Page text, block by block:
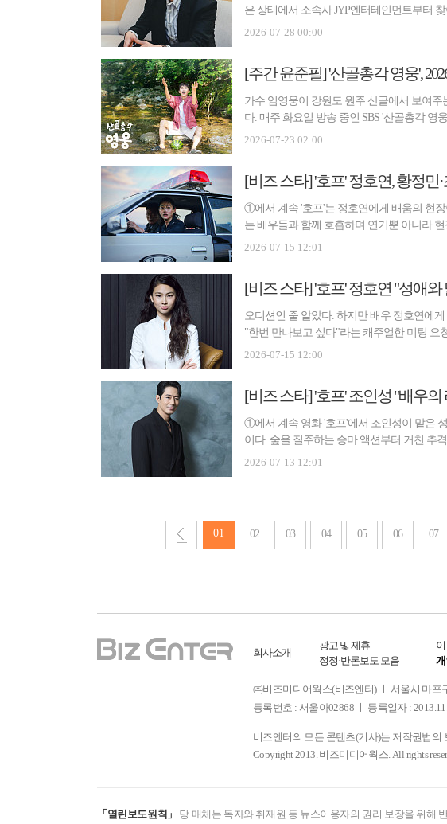
은 상태에서 소속사 JYP엔터테인먼트부터
개월 ...
2026-07-28 00:00
[주간 윤준필] '산골총각 영웅',
가수 임영웅이 강원도 원주 산골에서 보여
다. 매주 화요일 방송 중인 SBS '산골총각 영
들의 ...
2026-07-23 02:00
[비즈 스타] '호프' 정호연, 황정
①에서 계속 '호프'는 정호연에게 배움의 현
는 배우들과 함께 호흡하며 연기뿐 아니라
히 황...
2026-07-15 12:01
오디션인 줄 알았다. 하지만 배우 정호연에
"한번 만나보고 싶다"라는 캐주얼한 미팅 요
렇...
2026-07-15 12:00
[비즈 스타] '호프' 조인성 "배우
①에서 계속 영화 '호프'에서 조인성이 맡은
이다. 숲을 질주하는 승마 액션부터 거친 추
진다. ...
2026-07-13 12:01
01 02 03 04 05 06 07
회사소개
광고 및 제휴
정정·반론보도 모음
㈜비즈미디어웍스(비즈엔터) ㅣ 서울시 마포
등록번호 : 서울아02868 ㅣ 등록일자 :
비즈엔터의 모든 콘텐츠(기사)는 저작권법의
Copyright 2013. 비즈미디어웍스. All rights
「열린보도원칙」 당 매체는 독자와 취재원 등 뉴스이용자의 권리 보장을 위해